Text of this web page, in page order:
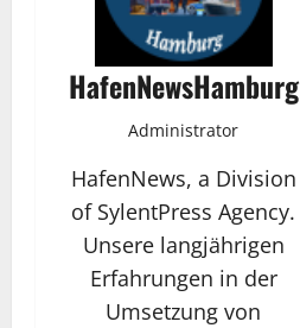
HafenNewsHamburg
Administrator
HafenNews, a Division
of SylentPress Agency.
Unsere langjährigen
Erfahrungen in der
Umsetzung von